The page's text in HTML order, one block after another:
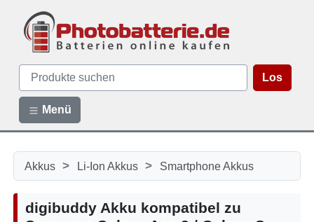
Los
Menü
Akkus > Li-Ion Akkus > Smartphone Akkus
digibuddy Akku kompatibel zu